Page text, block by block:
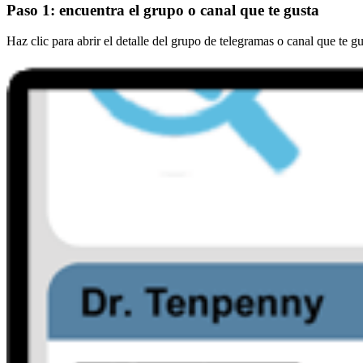
Paso 1: encuentra el grupo o canal que te gusta
Haz clic para abrir el detalle del grupo de telegramas o canal que te